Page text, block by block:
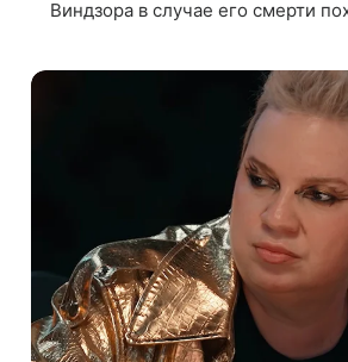
Виндзора в случае его смерти